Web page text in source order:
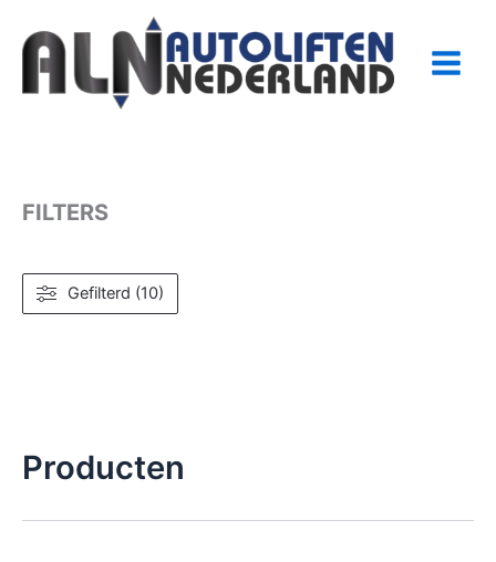
naar
inhoud
FILTERS
Gefilterd (10)
Producten